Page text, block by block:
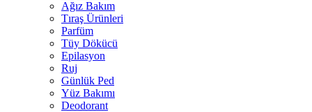
Ağız Bakım
Tıraş Ürünleri
Parfüm
Tüy Dökücü
Epilasyon
Ruj
Günlük Ped
Yüz Bakımı
Deodorant